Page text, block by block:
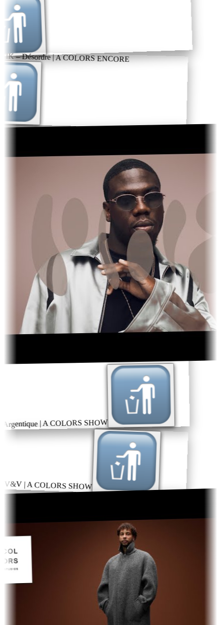
– Désordre | A COLORS ENCORE
| A COLORS SHOW
| A COLORS SHOW